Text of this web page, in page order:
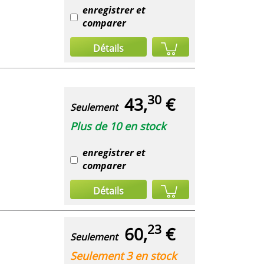
enregistrer et
comparer
Détails
Seulement 43,30 €
Plus de 10 en stock
enregistrer et
comparer
Détails
Seulement 60,23 €
Seulement 3 en stock